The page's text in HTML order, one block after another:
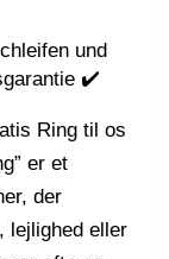
und
✔️
Ring til os
er et
der
lejlighed eller